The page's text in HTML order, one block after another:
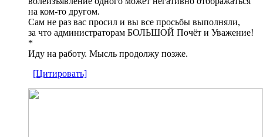
на ком-то другом.
Сам не раз вас просил и вы все просьбы выполняли,
за что администраторам БОЛЬШОЙ Почёт и Уважение!
*
Иду на работу. Мысль продолжу позже.
[Цитировать]